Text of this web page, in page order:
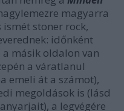
magyarra
ismét stoner rock,
időnként
a másik oldalon van
a váratlanul
emeli át a számot),
megoldások is (lásd
a legvégére